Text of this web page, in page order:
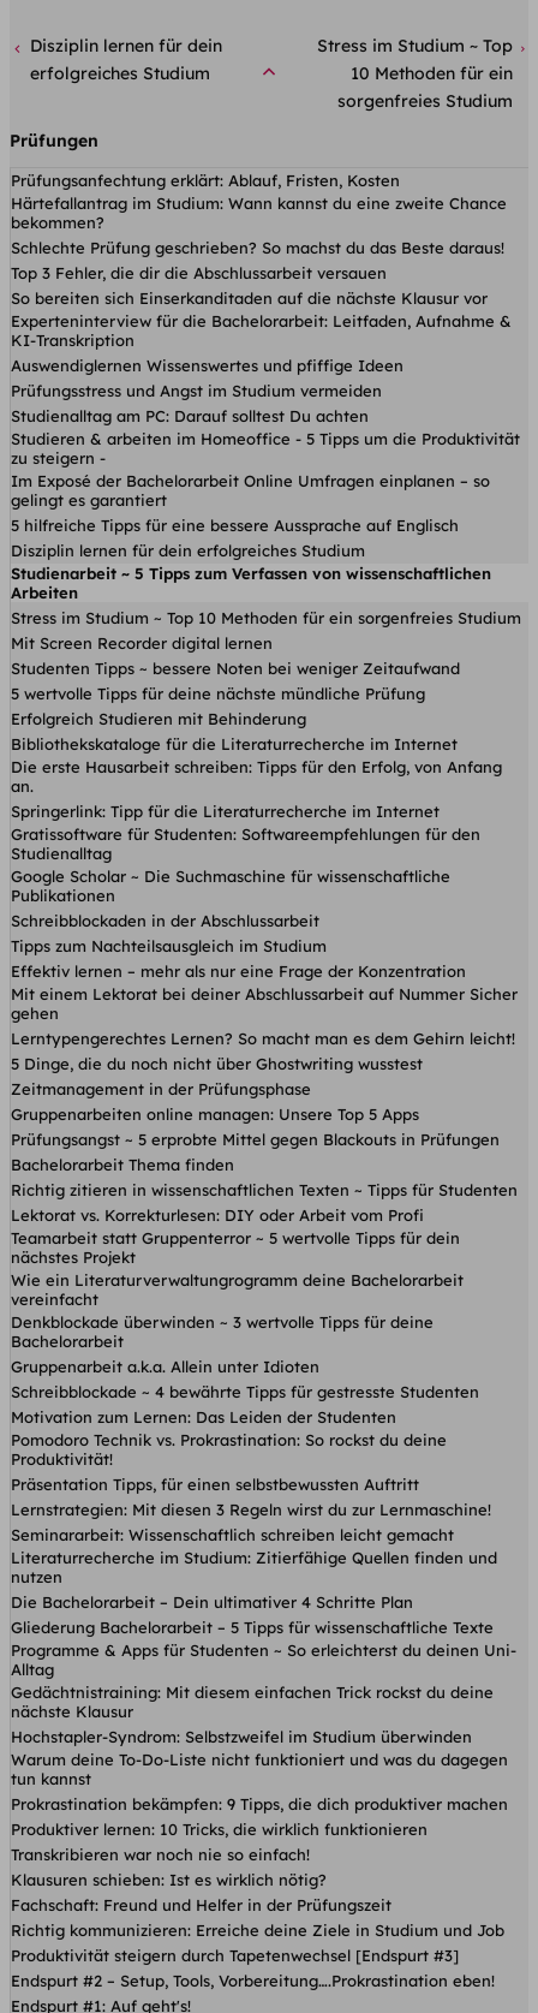
Disziplin lernen für dein
erfolgreiches Studium
Stress im Studium ~ Top
10 Methoden für ein
sorgenfreies Studium
Prüfungen
Prüfungsanfechtung erklärt: Ablauf, Fristen, Kosten
Härtefallantrag im Studium: Wann kannst du eine zweite Chance
bekommen?
Schlechte Prüfung geschrieben? So machst du das Beste daraus!
Top 3 Fehler, die dir die Abschlussarbeit versauen
So bereiten sich Einserkanditaden auf die nächste Klausur vor
Experteninterview für die Bachelorarbeit: Leitfaden, Aufnahme &
KI-Transkription
Auswendiglernen Wissenswertes und pfiffige Ideen
Prüfungsstress und Angst im Studium vermeiden
Studienalltag am PC: Darauf solltest Du achten
Studieren & arbeiten im Homeoffice - 5 Tipps um die Produktivität
zu steigern -
Im Exposé der Bachelorarbeit Online Umfragen einplanen – so
gelingt es garantiert
5 hilfreiche Tipps für eine bessere Aussprache auf Englisch
Disziplin lernen für dein erfolgreiches Studium
Studienarbeit ~ 5 Tipps zum Verfassen von wissenschaftlichen
Arbeiten
Stress im Studium ~ Top 10 Methoden für ein sorgenfreies Studium
Mit Screen Recorder digital lernen
Studenten Tipps ~ bessere Noten bei weniger Zeitaufwand
5 wertvolle Tipps für deine nächste mündliche Prüfung
Erfolgreich Studieren mit Behinderung
Bibliothekskataloge für die Literaturrecherche im Internet
Die erste Hausarbeit schreiben: Tipps für den Erfolg, von Anfang
an.
Springerlink: Tipp für die Literaturrecherche im Internet
Gratissoftware für Studenten: Softwareempfehlungen für den
Studienalltag
Google Scholar ~ Die Suchmaschine für wissenschaftliche
Publikationen
Schreibblockaden in der Abschlussarbeit
Tipps zum Nachteilsausgleich im Studium
Effektiv lernen – mehr als nur eine Frage der Konzentration
Mit einem Lektorat bei deiner Abschlussarbeit auf Nummer Sicher
gehen
Lerntypengerechtes Lernen? So macht man es dem Gehirn leicht!
5 Dinge, die du noch nicht über Ghostwriting wusstest
Zeitmanagement in der Prüfungsphase
Gruppenarbeiten online managen: Unsere Top 5 Apps
Prüfungsangst ~ 5 erprobte Mittel gegen Blackouts in Prüfungen
Bachelorarbeit Thema finden
Richtig zitieren in wissenschaftlichen Texten ~ Tipps für Studenten
Lektorat vs. Korrekturlesen: DIY oder Arbeit vom Profi
Teamarbeit statt Gruppenterror ~ 5 wertvolle Tipps für dein
nächstes Projekt
Wie ein Literaturverwaltungrogramm deine Bachelorarbeit
vereinfacht
Denkblockade überwinden ~ 3 wertvolle Tipps für deine
Bachelorarbeit
Gruppenarbeit a.k.a. Allein unter Idioten
Schreibblockade ~ 4 bewährte Tipps für gestresste Studenten
Motivation zum Lernen: Das Leiden der Studenten
Pomodoro Technik vs. Prokrastination: So rockst du deine
Produktivität!
Präsentation Tipps, für einen selbstbewussten Auftritt
Lernstrategien: Mit diesen 3 Regeln wirst du zur Lernmaschine!
Seminararbeit: Wissenschaftlich schreiben leicht gemacht
Literaturrecherche im Studium: Zitierfähige Quellen finden und
nutzen
Die Bachelorarbeit – Dein ultimativer 4 Schritte Plan
Gliederung Bachelorarbeit – 5 Tipps für wissenschaftliche Texte
Programme & Apps für Studenten ~ So erleichterst du deinen Uni-
Alltag
Gedächtnistraining: Mit diesem einfachen Trick rockst du deine
nächste Klausur
Hochstapler-Syndrom: Selbstzweifel im Studium überwinden
Warum deine To-Do-Liste nicht funktioniert und was du dagegen
tun kannst
Prokrastination bekämpfen: 9 Tipps, die dich produktiver machen
Produktiver lernen: 10 Tricks, die wirklich funktionieren
Transkribieren war noch nie so einfach!
Klausuren schieben: Ist es wirklich nötig?
Fachschaft: Freund und Helfer in der Prüfungszeit
Richtig kommunizieren: Erreiche deine Ziele in Studium und Job
Produktivität steigern durch Tapetenwechsel [Endspurt #3]
Endspurt #2 – Setup, Tools, Vorbereitung….Prokrastination eben!
Endspurt #1: Auf geht's!